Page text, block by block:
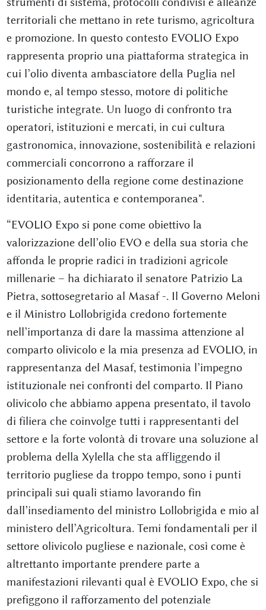
territoriali che mettano in rete turismo, agricoltura
e promozione. In questo contesto EVOLIO Expo
rappresenta proprio una piattaforma strategica in
cui l’olio diventa ambasciatore della Puglia nel
mondo e, al tempo stesso, motore di politiche
turistiche integrate. Un luogo di confronto tra
operatori, istituzioni e mercati, in cui cultura
gastronomica, innovazione, sostenibilità e relazioni
commerciali concorrono a rafforzare il
posizionamento della regione come destinazione
identitaria, autentica e contemporanea".
“EVOLIO Expo si pone come obiettivo la
valorizzazione dell’olio EVO e della sua storia che
affonda le proprie radici in tradizioni agricole
millenarie – ha dichiarato il senatore Patrizio La
Pietra, sottosegretario al Masaf -. Il Governo Meloni
e il Ministro Lollobrigida credono fortemente
nell’importanza di dare la massima attenzione al
comparto olivicolo e la mia presenza ad EVOLIO, in
rappresentanza del Masaf, testimonia l’impegno
istituzionale nei confronti del comparto. Il Piano
olivicolo che abbiamo appena presentato, il tavolo
di filiera che coinvolge tutti i rappresentanti del
settore e la forte volontà di trovare una soluzione al
problema della Xylella che sta affliggendo il
territorio pugliese da troppo tempo, sono i punti
principali sui quali stiamo lavorando fin
dall’insediamento del ministro Lollobrigida e mio al
ministero dell’Agricoltura. Temi fondamentali per il
settore olivicolo pugliese e nazionale, così come è
altrettanto importante prendere parte a
manifestazioni rilevanti qual è EVOLIO Expo, che si
prefiggono il rafforzamento del potenziale